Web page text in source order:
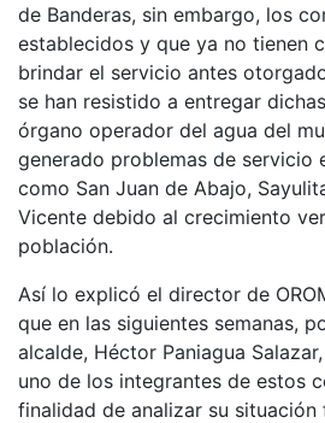
de Banderas, sin embargo, los
establecidos y que ya no tienen
brindar el servicio antes
se han resistido a entregar
órgano operador del agua del
generado problemas de servicio
como San Juan de Abajo,
Vicente debido al crecimiento
población.
Así lo explicó el director de
que en las siguientes semanas,
alcalde, Héctor Paniagua
uno de los integrantes de estos
finalidad de analizar su situación